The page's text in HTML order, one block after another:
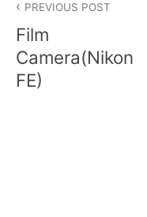
稿
ナ
ビ
PREVIOUS POST
Film
Camera(Nikon
FE)